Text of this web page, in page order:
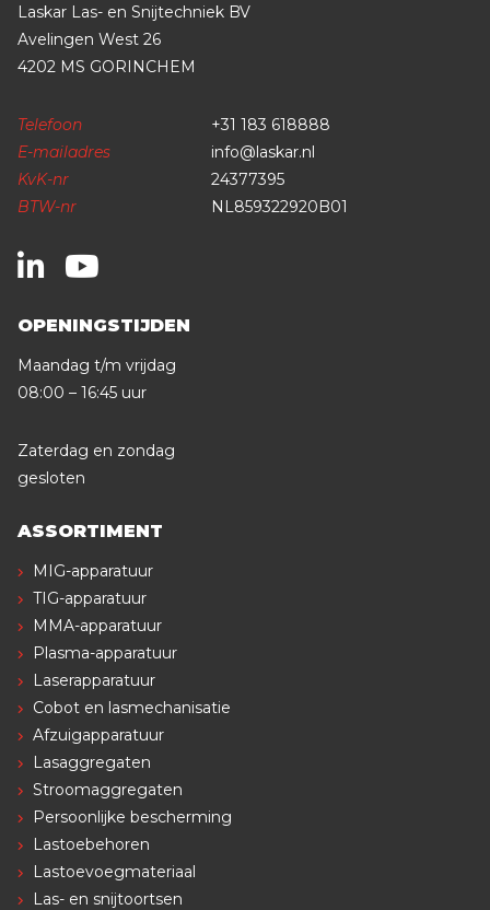
Laskar Las- en Snijtechniek BV
Avelingen West 26
4202 MS GORINCHEM
Telefoon
+31 183 618888
E-mailadres
info@laskar.nl
KvK-nr
24377395
BTW-nr
NL859322920B01
OPENINGSTIJDEN
Maandag t/m vrijdag
08:00 – 16:45 uur
Zaterdag en zondag
gesloten
ASSORTIMENT
MIG-apparatuur
TIG-apparatuur
MMA-apparatuur
Plasma-apparatuur
Laserapparatuur
Cobot en lasmechanisatie
Afzuigapparatuur
Lasaggregaten
Stroomaggregaten
Persoonlijke bescherming
Lastoebehoren
Lastoevoegmateriaal
Las- en snijtoortsen